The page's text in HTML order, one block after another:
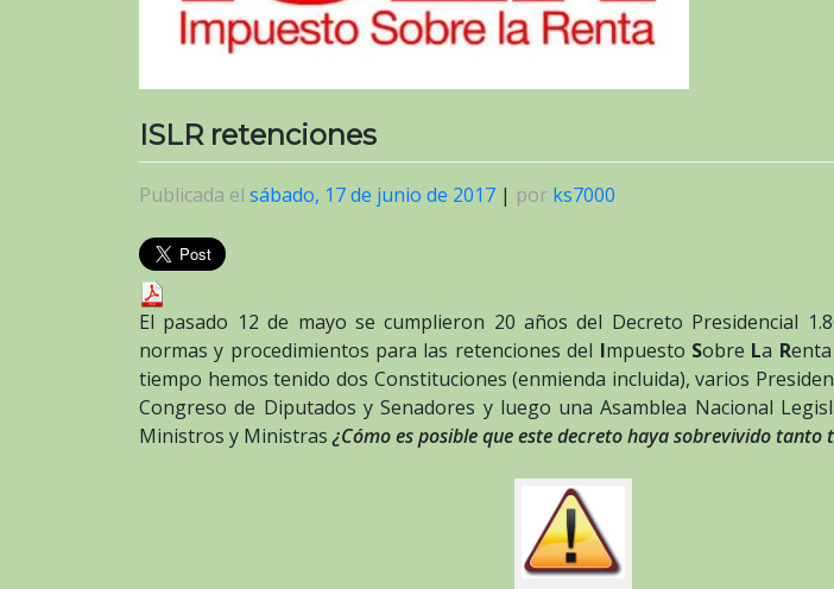
ISLR retenciones
Publicada el sábado, 17 de junio de 2017 | por ks7000
El pasado 12 de mayo se cumplieron 20 años del Decreto Presidencial
normas y procedimientos para las retenciones del Impuesto Sobre La R
tiempo hemos tenido dos Constituciones (enmienda incluida), varios
Congreso de Diputados y Senadores y luego una Asamblea Nacional
Ministros y Ministras¿Cómo es posible que este decreto haya sobrevivido tanto